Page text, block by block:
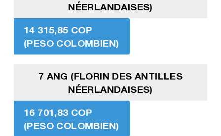
NÉERLANDAISES)
14 315,85 COP
(PESO COLOMBIEN)
7 ANG (FLORIN DES ANTILLES
NÉERLANDAISES)
16 701,83 COP
(PESO COLOMBIEN)